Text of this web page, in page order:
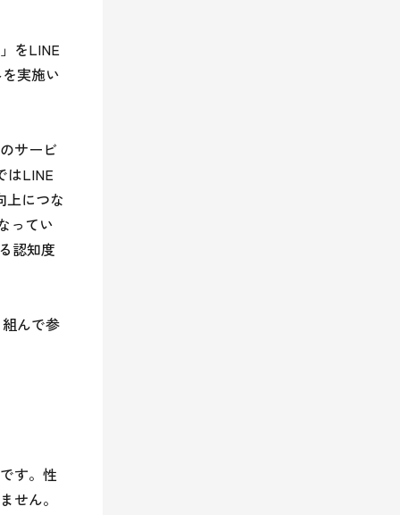
をLINE
実施い
サービ
はLINE
上につな
ってい
認知度
んで参
す。性
せん。